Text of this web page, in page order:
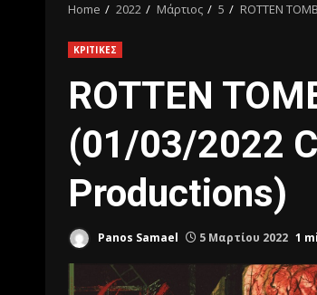
Home 2022 Μάρτιος 5 ROTTEN
ΚΡΙΤΙΚΕΣ
ROTTEN
(01/03/2022
Productions)
Panos Samael 5 Μαρτίου 2022 1